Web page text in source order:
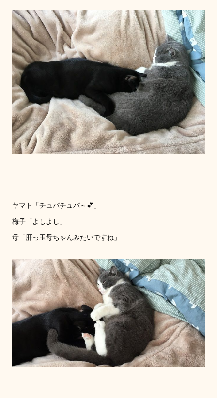
ヤマト「チュパチュパ～💕」
梅子「よしよし」
母「肝っ玉母ちゃんみたいですね」